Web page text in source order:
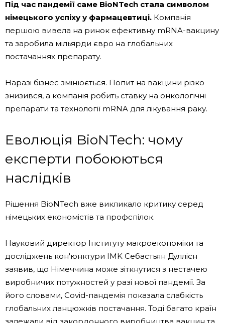
Під час пандемії саме BioNTech стала символом
німецького успіху у фармацевтиці. Компанія
першою вивела на ринок ефективну mRNA-вакцину
та заробила мільярди євро на глобальних
постачаннях препарату.
Наразі бізнес змінюється. Попит на вакцини різко
знизився, а компанія робить ставку на онкологічні
препарати та технології mRNA для лікування раку.
Еволюція BioNTech: чому
експерти побоюються
наслідків
Рішення BioNTech вже викликало критику серед
німецьких економістів та профспілок.
Науковий директор Інституту макроекономіки та
досліджень кон'юнктури IMK Себастьян Дуллієн
заявив, що Німеччина може зіткнутися з нестачею
виробничих потужностей у разі нової пандемії. За
його словами, Covid-пандемія показала слабкість
глобальних ланцюжків постачання. Тоді багато країн